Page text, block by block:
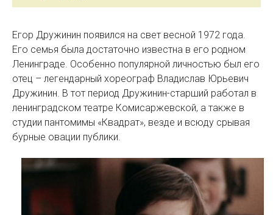
Егор Дружинин появился на свет весной 1972 года.
Его семья была достаточно известна в его родном
Ленинграде. Особенно популярной личностью был его
отец – легендарный хореограф Владислав Юрьевич
Дружинин. В тот период Дружинин-старший работал в
ленинградском театре Комисаржевской, а также в
студии пантомимы «Квадрат», везде и всюду срывая
бурные овации публики.